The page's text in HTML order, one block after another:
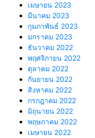
เมษายน 2023
มีนาคม 2023
กุมภาพันธ์ 2023
มกราคม 2023
ธันวาคม 2022
พฤศจิกายน 2022
ตุลาคม 2022
กันยายน 2022
สิงหาคม 2022
กรกฎาคม 2022
มิถุนายน 2022
พฤษภาคม 2022
เมษายน 2022